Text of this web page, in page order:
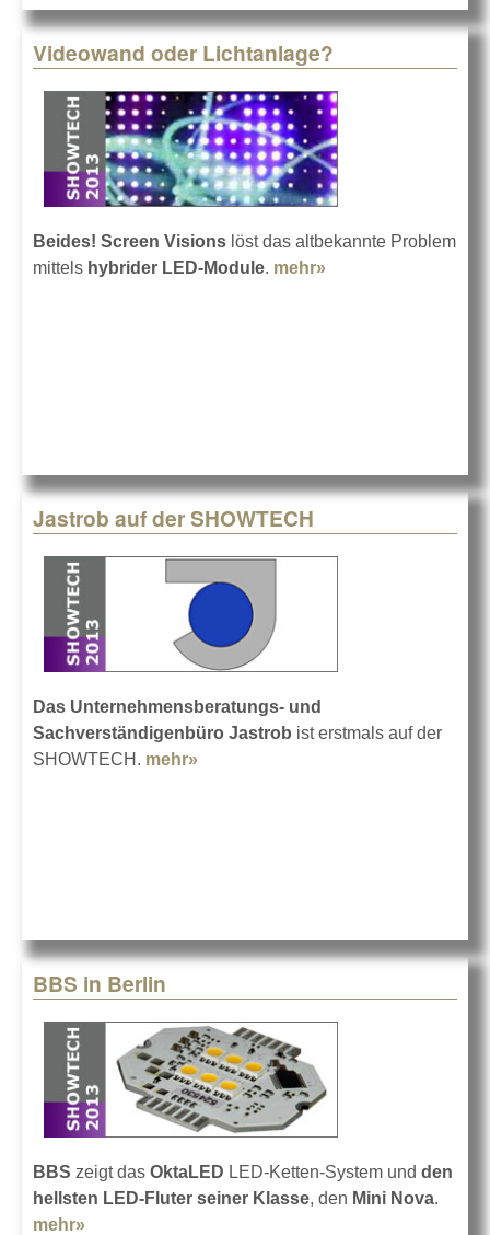
Videowand oder Lichtanlage?
Beides! Screen Visions löst das altbekannte Problem
mittels hybrider LED-Module. mehr»
Jastrob auf der SHOWTECH
Das Unternehmensberatungs- und
Sachverständigenbüro Jastrob ist erstmals auf der
SHOWTECH. mehr»
BBS in Berlin
BBS zeigt das OktaLED LED-Ketten-System und den
hellsten LED-Fluter seiner Klasse, den Mini Nova.
mehr»